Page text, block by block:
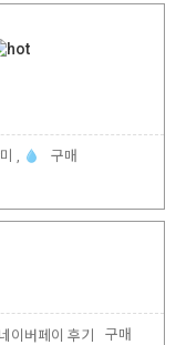
,
구매
구매